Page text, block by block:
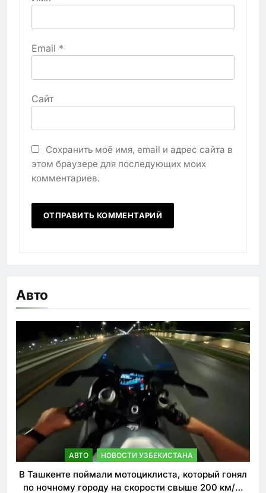
Email *
Сайт
Сохранить моё имя, email и адрес сайта в
этом браузере для последующих моих
комментариев.
Авто
АВТО НОВОСТИ УЗБЕКИСТАНА
В Ташкенте поймали мотоциклиста, который гонял
по ночному городу на скорости свыше 200 км/ч.